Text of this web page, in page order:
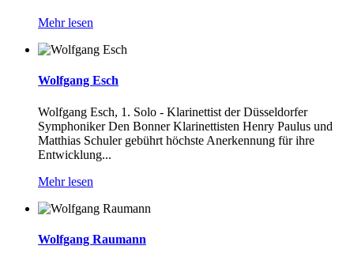
Mehr lesen
Wolfgang Esch
Wolfgang Esch, 1. Solo - Klarinettist der Düsseldorfer
Symphoniker Den Bonner Klarinettisten Henry Paulus und
Matthias Schuler gebührt höchste Anerkennung für ihre
Entwicklung...
Mehr lesen
Wolfgang Raumann